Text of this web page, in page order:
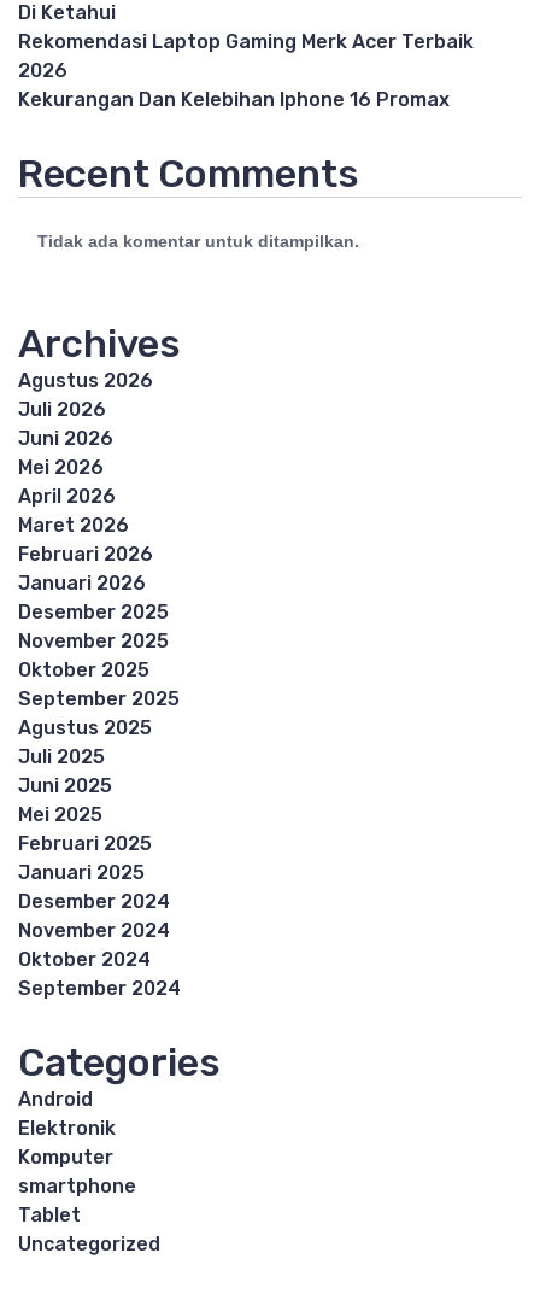
Di Ketahui
Rekomendasi Laptop Gaming Merk Acer Terbaik
2026
Kekurangan Dan Kelebihan Iphone 16 Promax
Recent Comments
Tidak ada komentar untuk ditampilkan.
Archives
Agustus 2026
Juli 2026
Juni 2026
Mei 2026
April 2026
Maret 2026
Februari 2026
Januari 2026
Desember 2025
November 2025
Oktober 2025
September 2025
Agustus 2025
Juli 2025
Juni 2025
Mei 2025
Februari 2025
Januari 2025
Desember 2024
November 2024
Oktober 2024
September 2024
Categories
Android
Elektronik
Komputer
smartphone
Tablet
Uncategorized